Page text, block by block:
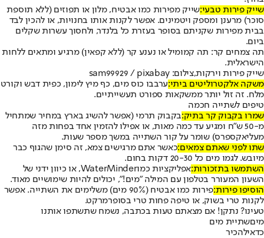
שייק פירות טבעי:שייק מפירות כמו אבטיח, מלון או תפוזים (ללא תוספת
סוכר) מרענן ומספק ויטמינים. אפשר לקנות אותו בחנויות, או להכין לבד
בבית מפירות שקניתם בסופר בעזרת כל בלנדר, ולחסוך עשרות שקלים
ביום.
תה צמחים קר: תה קמומיל או נענע קר (ללא קפאין) מרגיע ומתאים ללחות
הישראלית.
שייק פירות וירקות,צילום: sam99929 / pixabay
משקה אלקטרוליטים ביתי:ערבבו כוס מים, כף מיץ לימון, כפית דבש וקורט
מלח. זה זול יותר ממשקאות ספורט תעשייתיים.
טיפים לשתייה חכמה
שמרו בקבוק קר בתיק:בקבוק תרמי (אפשר להשיג בארץ במחיר שמתחיל
מ-50 ש"ח ומגיע עד כמה מאות, או אפילו להזמין אחד בפחות מזה
מעליאקספרס) שומר על קור השתייה במשך מספר שעות.
שתו לפני שאתם צמאים:כאשר אתם מרגישים צמא, זה סימן שהגוף כבר
מיובש. לגמו מים כל 20-30 דקות בחום.
השתמשו בתזכורות:אפליקציות כמוWaterMinder, או כיוון ידני של
השעון המעורר בטלפון עם המילה "מים!", יכולים להיות שימושיים מאוד.
הוסיפו פירות:
פירות כמו אבטיח (90% מים) משלימים את השתייה. אפשר
לקנות טרי בשוק, או טיפה פחות טרי בסופרמרקט.
טעינו? נתקן! אם מצאתם טעות בכתבה, נשמח שתשתפו אותנו
מיםשתיית מים
כדאילהכיר